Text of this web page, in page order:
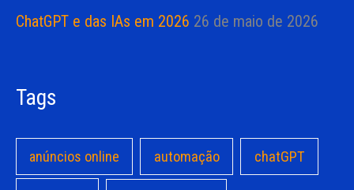
ChatGPT e das IAs em 2026 26 de maio de 2026
Tags
anúncios online automação chatGPT